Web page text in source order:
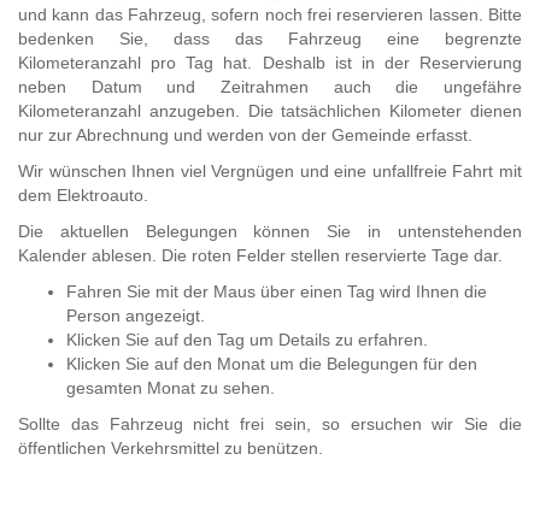
Accesskey
Zur
Sitemap
springen,
Accesskey
und kann das Fahrzeug, sofern noch frei reservieren lassen. Bitte
bedenken Sie, dass das Fahrzeug eine begrenzte
Kilometeranzahl pro Tag hat. Deshalb ist in der Reservierung
neben Datum und Zeitrahmen auch die ungefähre
Kilometeranzahl anzugeben. Die tatsächlichen Kilometer dienen
nur zur Abrechnung und werden von der Gemeinde erfasst.
Wir wünschen Ihnen viel Vergnügen und eine unfallfreie Fahrt mit
dem Elektroauto.
Die aktuellen Belegungen können Sie in untenstehenden
Kalender ablesen. Die roten Felder stellen reservierte Tage dar.
Fahren Sie mit der Maus über einen Tag wird Ihnen die
Person angezeigt.
Klicken Sie auf den Tag um Details zu erfahren.
Klicken Sie auf den Monat um die Belegungen für den
gesamten Monat zu sehen.
Sollte das Fahrzeug nicht frei sein, so ersuchen wir Sie die
öffentlichen Verkehrsmittel zu benützen.